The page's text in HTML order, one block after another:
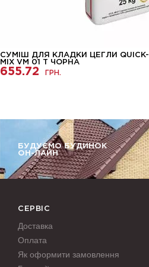
СУМІШ ДЛЯ КЛАДКИ ЦЕГЛИ QUICK-
MIX VM 01 T ЧОРНА
655.72 ГРН.
БУДУЄМО БУДИНОК
ОН-ЛАЙН
СЕРВІС
Доставка
Оплата
Як оформити замовлення